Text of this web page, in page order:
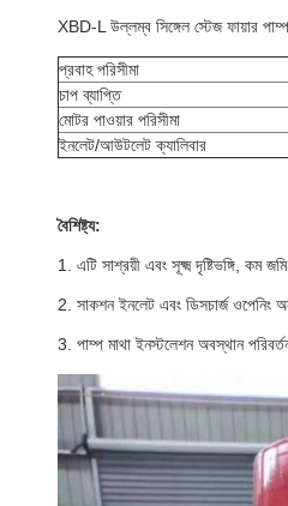
XBD-L উল্লম্ব সিঙ্গেল স্টেজ ফায়ার
প্রবাহ পরিসীমা
চাপ ব্যাপ্তি
মোটর পাওয়ার পরিসীমা
ইনলেট/আউটলেট ক্যালিবার
বৈশিষ্ট্য:
1. এটি সাশ্রয়ী এবং সূক্ষ্ম দৃষ্টিভঙ্গি, কম
2. সাকশন ইনলেট এবং ডিসচার্জ ওপেনিং
3. পাম্প মাথা ইনস্টলেশন অবস্থান